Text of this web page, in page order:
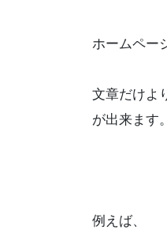
ホームペー
文章だけよ
が出来ます。
例えば、